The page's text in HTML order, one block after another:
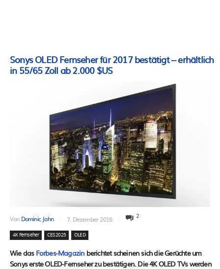
Sonys OLED Fernseher für 2017 bestätigt – erhältlich
in 55/65 Zoll ab 2.000 $US
Von Dominic Jahn 7. Dezember 2016 2
4K Fernseher CES 2025 OLED
Wie das Forbes-Magazin berichtet scheinen sich die Gerüchte um
Sonys erste OLED-Fernseher zu bestätigen. Die 4K OLED TVs werden